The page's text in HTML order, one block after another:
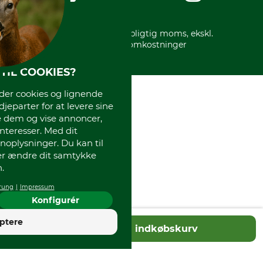
Tilføj til indkøbskurv
* Alle priser inkl. lovpligtig moms, ekskl.
forsendelsesomkostninger
COOKIES?
cookies og lignende
for at levere sine
og vise annoncer,
Med dit
Du kan til
ændre dit samtykke
Impressum
Konfigurér